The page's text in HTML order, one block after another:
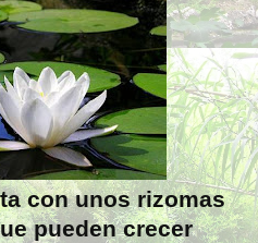
con unos rizomas
pueden crecer